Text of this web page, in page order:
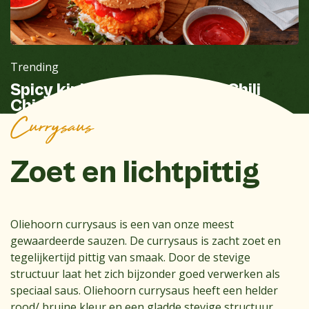
Trending
Spicy kipburger met Sweet Chili
Chipotle saus en kaastengels
Currysaus
Zoet en lichtpittig
Oliehoorn currysaus is een van onze meest
gewaardeerde sauzen. De currysaus is zacht zoet en
tegelijkertijd pittig van smaak. Door de stevige
structuur laat het zich bijzonder goed verwerken als
speciaal saus. Oliehoorn currysaus heeft een helder